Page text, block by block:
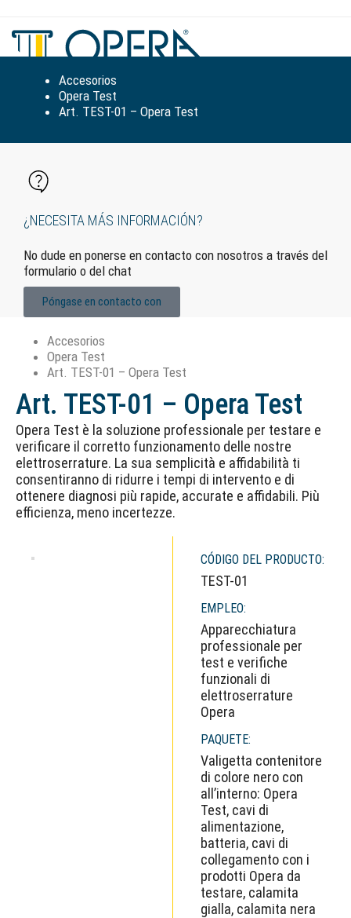
la
Accesorios
Opera Test
Art. TEST-01 – Opera Test
¿NECESITA MÁS INFORMACIÓN?
No dude en ponerse en contacto con nosotros a través del
formulario o del chat
Póngase en contacto con
Accesorios
Opera Test
Art. TEST-01 – Opera Test
Art. TEST-01 – Opera Test
Opera Test è la soluzione professionale per testare e
verificare il corretto funzionamento delle nostre
elettroserrature. La sua semplicità e affidabilità ti
consentiranno di ridurre i tempi di intervento e di
ottenere diagnosi più rapide, accurate e affidabili. Più
efficienza, meno incertezze.
CÓDIGO DEL PRODUCTO:
TEST-01
EMPLEO:
Apparecchiatura
professionale per
test e verifiche
funzionali di
elettroserrature
Opera
PAQUETE:
Valigetta contenitore
di colore nero con
all’interno: Opera
Test, cavi di
alimentazione,
batteria, cavi di
collegamento con i
prodotti Opera da
testare, calamita
gialla, calamita nera